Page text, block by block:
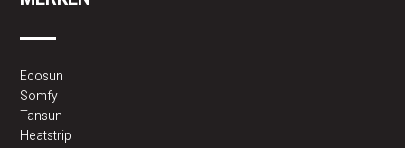
Ecosun
Somfy
Tansun
Heatstrip